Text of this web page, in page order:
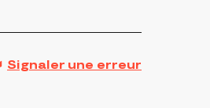
Signaler une erreur